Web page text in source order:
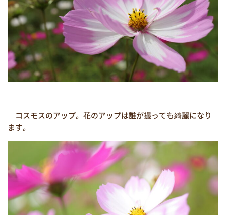
コスモスのアップ。花のアップは誰が撮っても綺麗になり
ます。